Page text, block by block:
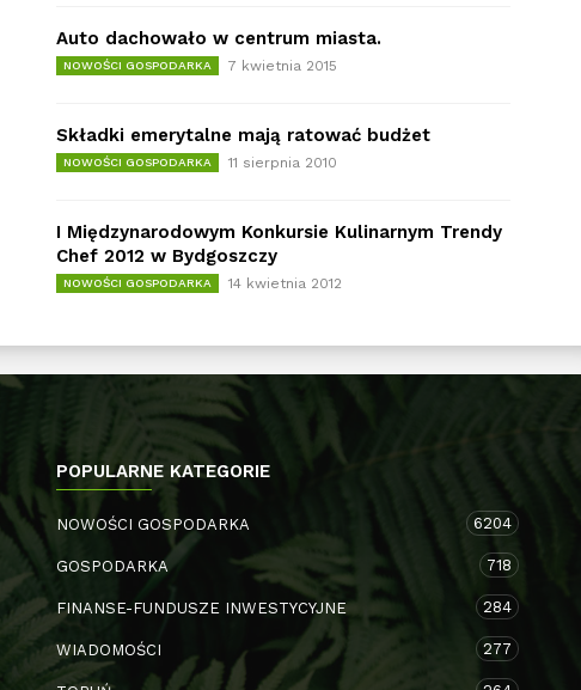
Auto dachowało w centrum miasta.
NOWOŚCI GOSPODARKA 7 kwietnia 2015
Składki emerytalne mają ratować budżet
NOWOŚCI GOSPODARKA 11 sierpnia 2010
I Międzynarodowym Konkursie Kulinarnym Trendy
Chef 2012 w Bydgoszczy
NOWOŚCI GOSPODARKA 14 kwietnia 2012
POPULARNE KATEGORIE
NOWOŚCI GOSPODARKA 6204
GOSPODARKA 718
FINANSE-FUNDUSZE INWESTYCYJNE 284
WIADOMOŚCI 277